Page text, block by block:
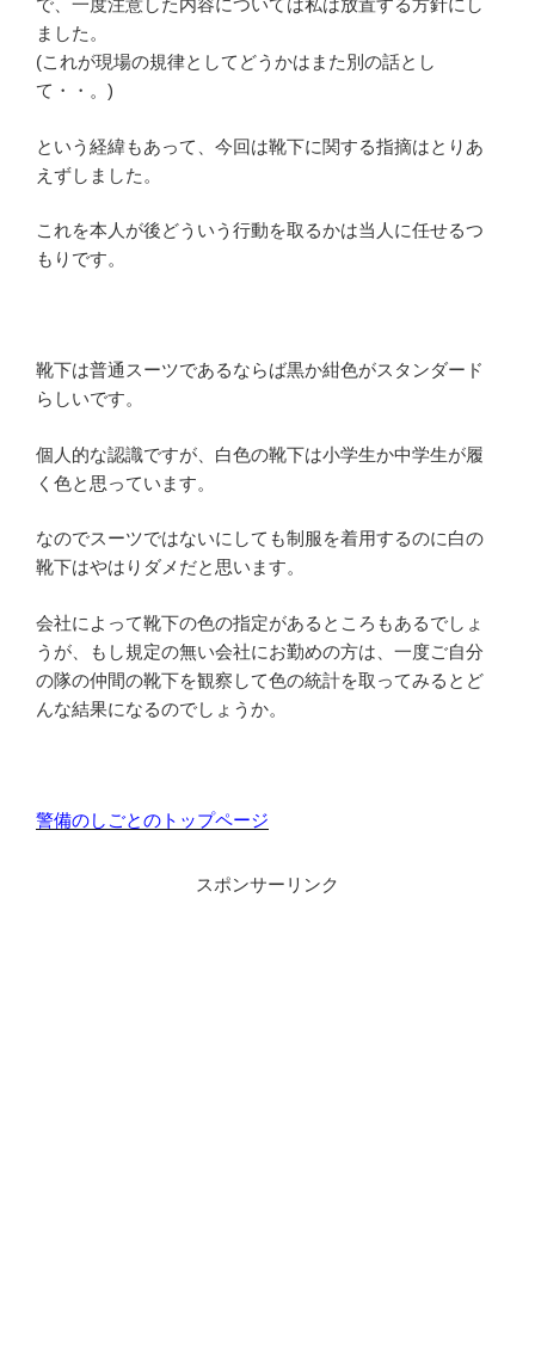
で、一度注意した内容については私は放置する方針にし
ました。
(これが現場の規律としてどうかはまた別の話とし
て・・。)
という経緯もあって、今回は靴下に関する指摘はとりあ
えずしました。
これを本人が後どういう行動を取るかは当人に任せるつ
もりです。
靴下は普通スーツであるならば黒か紺色がスタンダード
らしいです。
個人的な認識ですが、白色の靴下は小学生か中学生が履
く色と思っています。
なのでスーツではないにしても制服を着用するのに白の
靴下はやはりダメだと思います。
会社によって靴下の色の指定があるところもあるでしょ
うが、もし規定の無い会社にお勤めの方は、一度ご自分
の隊の仲間の靴下を観察して色の統計を取ってみるとど
んな結果になるのでしょうか。
警備のしごとのトップページ
スポンサーリンク